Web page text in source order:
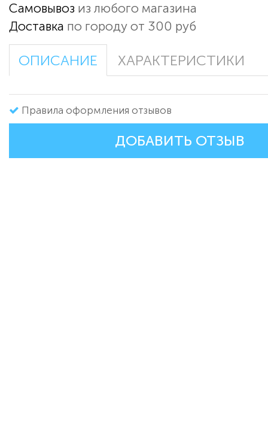
Самовывоз из любого магазина
Доставка по городу от 300 руб
ОПИСАНИЕ ХАРАКТЕРИСТИКИ
Правила оформления отзывов
ДОБАВИТЬ ОТЗЫВ